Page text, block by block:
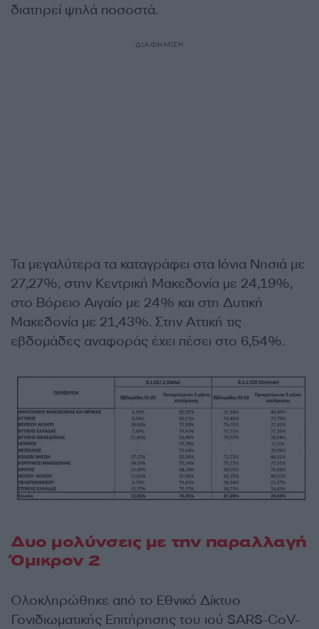
διατηρεί ψηλά ποσοστά.
ΔΙΑΦΗΜΙΣΗ
Τα μεγαλύτερα τα καταγράφει στα Ιόνια Νησιά με
27,27%, στην Κεντρική Μακεδονία με 24,19%,
στο Βόρειο Αιγαίο με 24% και στη Δυτική
Μακεδονία με 21,43%. Στην Αττική τις
εβδομάδες αναφοράς έχει πέσει στο 6,54%.
Δυο μολύνσεις με την παραλλαγή
Όμικρον 2
Ολοκληρώθηκε από το Eθνικό Δίκτυο
Γονιδιωματικής Επιτήρησης του ιού SARS-CoV-